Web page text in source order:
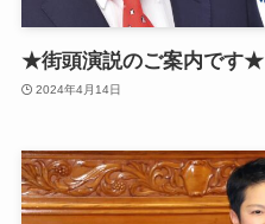
★街頭演説のご案内です★
2024年4月14日